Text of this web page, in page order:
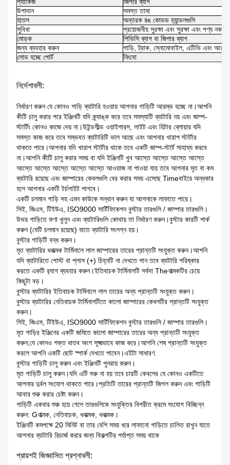
প্যাকেজ
জিপার ব্যাগ
উপাদান
সমস্ত তামা
হাতল
অন্তরক রঙ কোডড হ্যান্ডলগুলি
সুবিধা
প্রয়োজনীয় সুরক্ষা এবং সুরক্ষা এবং পণ্য নকশা
মোড়ক
পিভিসি ব্যাগ বা জিপার ব্যাগ
জন্য ব্যবহার করুন
গাড়ি, ট্রাক, স্নোমোবাইল, এটিভি এবং আরও
লোড হচ্ছে পোর্ট
নিংবো
নির্দেশাবলী:
নির্ধারণ করুন যে কোনও গাড়ি ব্যাটারি হওয়ায় আপনার গাড়িটি আরম্ভ হচ্ছে না।আপনি
কীটি চালু করার পরে ইঞ্জিনটি যদি ক্র্যাঙ্ক করে তবে সমস্যাটি ব্যাটারি নয় এবং জাম্প-
স্টার্টিং কোনও কাজে দেয় না।উইন্ডশীল্ড ওয়াইপারস, লাইট এবং হিটার ব্লোয়ার যদি
সমস্ত কাজ করে তবে সম্ভবত ব্যাটারিটি ভাল আছে এবং আপনার খারাপ স্টার্টার
থাকতে পারে।আপনার যদি খারাপ স্টার্টার থাকে তবে একটি জাম্প-স্টার্ট সাহায্য করবে
না।আপনি কীটি চালু করার সময় বা যদি ইঞ্জিনটি খুব আস্তে আস্তে আস্তে আস্তে
আস্তে আস্তে আস্তে আস্তে আস্তে আওয়াজ না পাওয়া যায় তবে আপনার মৃত বা কম
ব্যাটারি রয়েছে এবং জাম্পারের কেবলগুলি বের করার সময় এসেছে Timeবাইরে অন্ধকার
হলে আপনার একটি টর্চলাইট লাগবে।
একটি চলমান গাড়ি সহ এমন কাউকে সন্ধান করুন যা আপনাকে লাফাতে পারে।
সিই, জিএস, টিইউএ, ISO9000 সার্টিফিকেশন বুস্টার তারগুলি / জাম্পার তারগুলি।
উভয় গাড়িতে ফণা খুলুন এবং ব্যাটারিগুলি কোথায় তা নির্ধারণ করুন।বুস্টার কারটি পার্ক
করুন (যেটি চলমান রয়েছে) যাতে ব্যাটারি সংলগ্ন হয়।
বুস্টার গাড়িটি বন্ধ করুন।
মৃত ব্যাটারির ধনাত্মক টার্মিনালে লাল জাম্পারের তারের প্রান্তটি সংযুক্ত করুন।আপনি
যদি ব্যাটারিতে পোস্ট বা প্লাস (+) চিহ্নটি না দেখতে পান তবে ব্যাটারি পরিষ্কার
করতে একটি র‌্যাগ ব্যবহার করুন।ইতিবাচক টার্মিনালটি সর্বদা Theণাত্মকটির চেয়ে
কিছুটা বড়।
বুস্টার ব্যাটারির ইতিবাচক টার্মিনালে লাল তারের অন্য প্রান্তটি সংযুক্ত করুন।
বুস্টার ব্যাটারির নেতিবাচক টার্মিনালটিতে কালো জাম্পারের কেবলটির প্রান্তটি সংযুক্ত
করুন।
সিই, জিএস, টিইউএ, ISO9000 সার্টিফিকেশন বুস্টার তারগুলি / জাম্পার তারগুলি।
মৃত গাড়ির ইঞ্জিনের একটি জমিতে কালো জাম্পারের তারের অন্য প্রান্তটি সংযুক্ত
করুন;যে কোনও শক্ত ধাতব অংশ সূক্ষ্মভাবে কাজ করে।আপনি শেষ প্রান্তটি সংযুক্ত
করলে আপনি একটি ছোট স্পার্ক দেখতে পাবেন।এইটা সাধারণ.
বুস্টার গাড়িটি চালু করুন এবং ইঞ্জিনটি পুনরায় করুন।
মৃত গাড়িটি চালু করুন।যদি এটি শুরু না হয় তবে চারটি কেবলের যে কোনও একটিতে
আপনার দুর্বল সংযোগ থাকতে পারে।প্রতিটি তারের প্রান্তটি জিগল করুন এবং গাড়িটি
আবার শুরু করার চেষ্টা করুন।
গাড়িটি একবার শুরু হয়ে গেলে তারগুলিকে সংযুক্তির বিপরীত ক্রমে সংযোগ বিচ্ছিন্ন
করুন: Gণাত্মক, নেতিবাচক, ধনাত্মক, ধনাত্মক।
ইঞ্জিনটি কমপক্ষে 20 মিনিট বা তার বেশি সময় ধরে লাফানো গাড়িতে চালিত রাখুন যাতে
আপনার ব্যাটারি রিচার্জ করার জন্য বিকল্পটির পর্যাপ্ত সময় থাকে
প্রায়শই জিজ্ঞাসিত প্রশ্নাবলী: